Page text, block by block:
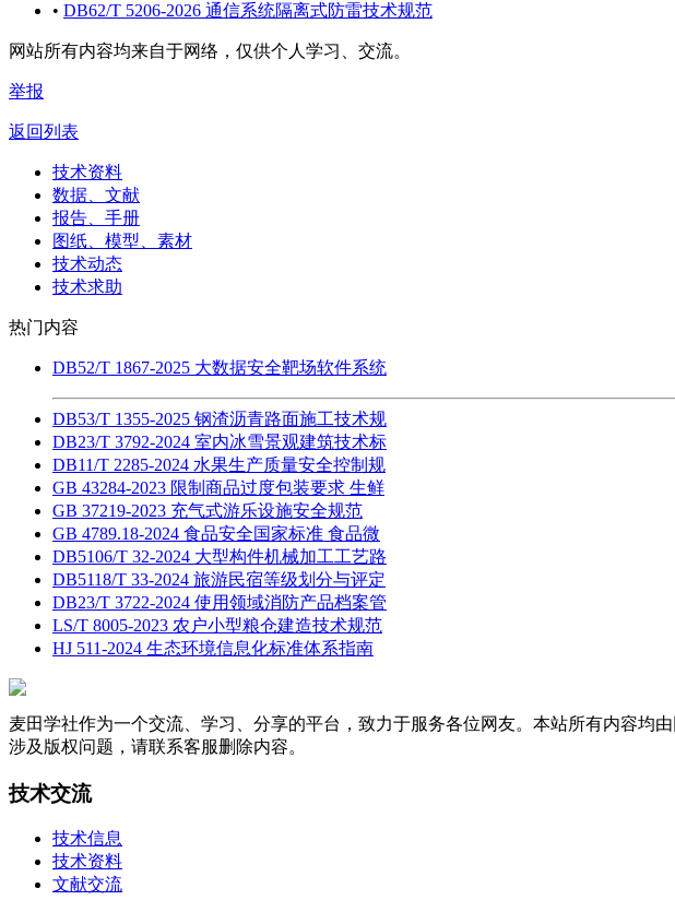
• DB62/T 5206-2026 通信系统隔离式防雷技术规范
网站所有内容均来自于网络，仅供个人学习、交流。
举报
返回列表
技术资料
数据、文献
报告、手册
图纸、模型、素材
技术动态
技术求助
热门内容
DB52/T 1867-2025 大数据安全靶场软件系统
DB53/T 1355-2025 钢渣沥青路面施工技术规
DB23/T 3792-2024 室内冰雪景观建筑技术标
DB11/T 2285-2024 水果生产质量安全控制规
GB 43284-2023 限制商品过度包装要求 生鲜
GB 37219-2023 充气式游乐设施安全规范
GB 4789.18-2024 食品安全国家标准 食品微
DB5106/T 32-2024 大型构件机械加工工艺路
DB5118/T 33-2024 旅游民宿等级划分与评定
DB23/T 3722-2024 使用领域消防产品档案管
LS/T 8005-2023 农户小型粮仓建造技术规范
HJ 511-2024 生态环境信息化标准体系指南
麦田学社作为一个交流、学习、分享的平台，致力于服务各位网友。本站所有内容均
涉及版权问题，请联系客服删除内容。
技术交流
技术信息
技术资料
文献交流